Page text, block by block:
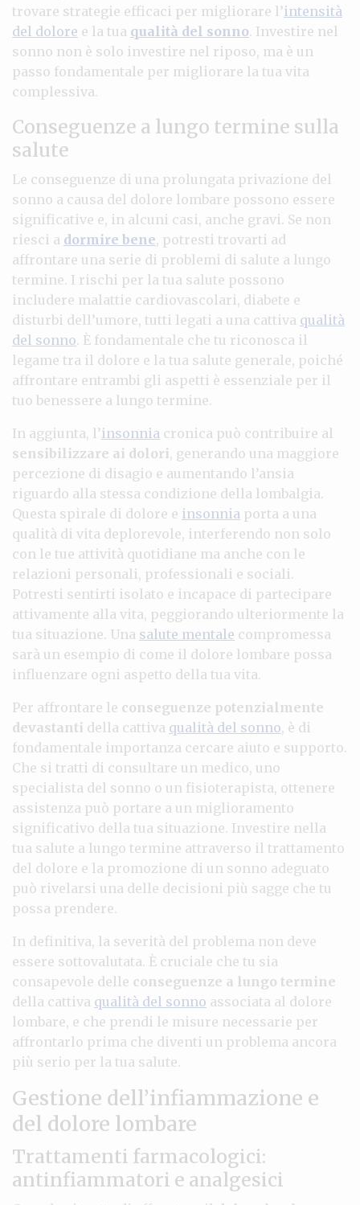
trovare strategie efficaci per migliorare l’intensità
del dolore e la tua qualità del sonno. Investire nel
sonno non è solo investire nel riposo, ma è un
passo fondamentale per migliorare la tua vita
complessiva.
Conseguenze a lungo termine sulla
salute
Le conseguenze di una prolungata privazione del
sonno a causa del dolore lombare possono essere
significative e, in alcuni casi, anche gravi. Se non
riesci a dormire bene, potresti trovarti ad
affrontare una serie di problemi di salute a lungo
termine. I rischi per la tua salute possono
includere malattie cardiovascolari, diabete e
disturbi dell’umore, tutti legati a una cattiva qualità
del sonno. È fondamentale che tu riconosca il
legame tra il dolore e la tua salute generale, poiché
affrontare entrambi gli aspetti è essenziale per il
tuo benessere a lungo termine.
In aggiunta, l’insonnia cronica può contribuire al
sensibilizzare ai dolori, generando una maggiore
percezione di disagio e aumentando l’ansia
riguardo alla stessa condizione della lombalgia.
Questa spirale di dolore e insonnia porta a una
qualità di vita deplorevole, interferendo non solo
con le tue attività quotidiane ma anche con le
relazioni personali, professionali e sociali.
Potresti sentirti isolato e incapace di partecipare
attivamente alla vita, peggiorando ulteriormente la
tua situazione. Una salute mentale compromessa
sarà un esempio di come il dolore lombare possa
influenzare ogni aspetto della tua vita.
Per affrontare le conseguenze potenzialmente
devastanti della cattiva qualità del sonno, è di
fondamentale importanza cercare aiuto e supporto.
Che si tratti di consultare un medico, uno
specialista del sonno o un fisioterapista, ottenere
assistenza può portare a un miglioramento
significativo della tua situazione. Investire nella
tua salute a lungo termine attraverso il trattamento
del dolore e la promozione di un sonno adeguato
può rivelarsi una delle decisioni più sagge che tu
possa prendere.
In definitiva, la severità del problema non deve
essere sottovalutata. È cruciale che tu sia
consapevole delle conseguenze a lungo termine
della cattiva qualità del sonno associata al dolore
lombare, e che prendi le misure necessarie per
affrontarlo prima che diventi un problema ancora
più serio per la tua salute.
Gestione dell’infiammazione e
del dolore lombare
Trattamenti farmacologici:
antinfiammatori e analgesici